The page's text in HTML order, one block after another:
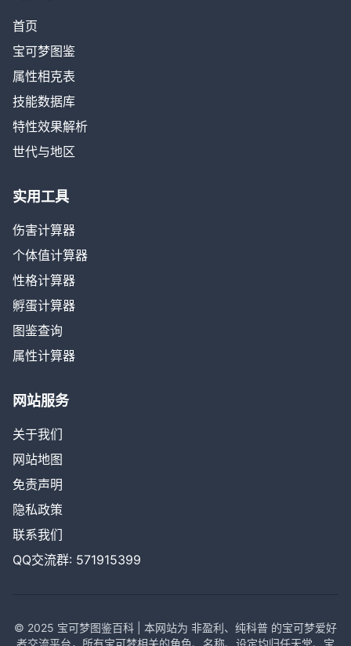
首页
宝可梦图鉴
属性相克表
技能数据库
特性效果解析
世代与地区
实用工具
伤害计算器
个体值计算器
性格计算器
孵蛋计算器
图鉴查询
属性计算器
网站服务
关于我们
网站地图
免责声明
隐私政策
联系我们
QQ交流群: 571915399
© 2025 宝可梦图鉴百科 | 本网站为 非盈利、纯科普 的宝可梦爱好
者交流平台，所有宝可梦相关的角色、名称、设定均归任天堂、宝